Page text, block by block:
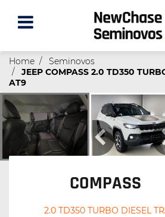
Home
Seminovos
JEEP COMPASS 2.0 TD350
AT9
COMPASS
2.0 TD350 TURBO DIESEL